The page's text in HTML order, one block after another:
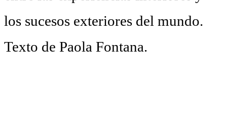
los sucesos exteriores del mundo.
Texto de Paola Fontana.